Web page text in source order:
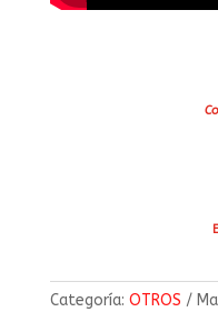
Categoría: OTROS